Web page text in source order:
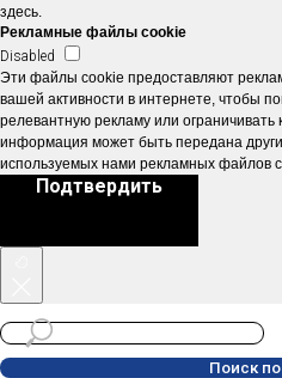
здесь.
Рекламные файлы cookie
Disabled
Эти файлы cookie предоставляют
вашей активности в интернете, чтобы
релевантную рекламу или
информация может быть передана
используемых нами рекламных файлов
Подтвердить
Поиск по